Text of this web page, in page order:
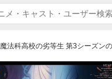
魔法科高校の劣等生 第3シーズン